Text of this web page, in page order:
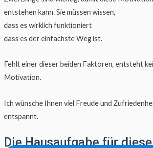
entstehen kann. Sie müssen wissen,
dass es wirklich funktioniert
dass es der einfachste Weg ist.
Fehlt einer dieser beiden Faktoren, entsteht
Motivation.
Ich wünsche Ihnen viel Freude und
entspannt.
Die Hausaufgabe für